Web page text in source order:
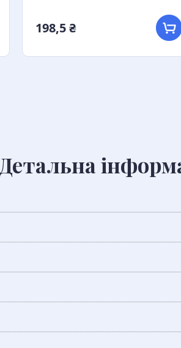
198,5 ₴
Детальна